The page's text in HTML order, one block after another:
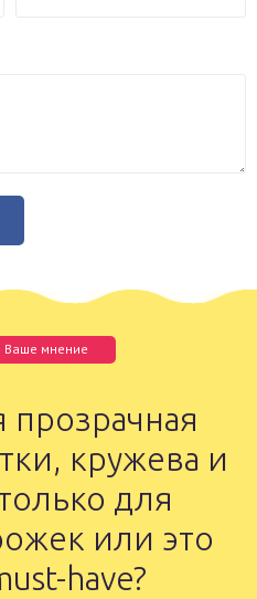
Ваше мнение
прозрачная
кружева и
для
или это
have?